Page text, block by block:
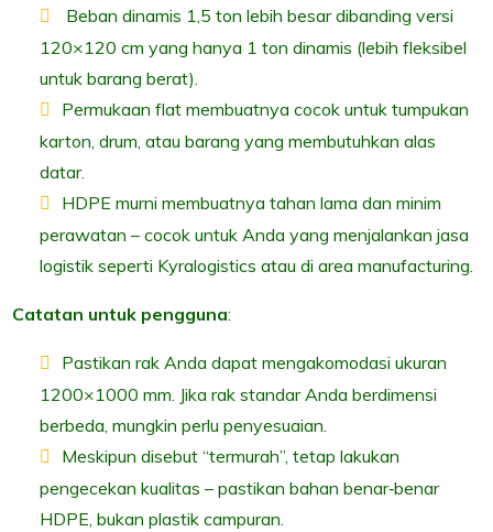
Beban dinamis 1,5 ton lebih besar dibanding versi
120×120 cm yang hanya 1 ton dinamis (lebih fleksibel
untuk barang berat).
Permukaan flat membuatnya cocok untuk tumpukan
karton, drum, atau barang yang membutuhkan alas
datar.
HDPE murni membuatnya tahan lama dan minim
perawatan – cocok untuk Anda yang menjalankan jasa
logistik seperti Kyralogistics atau di area manufacturing.
Catatan untuk pengguna:
Pastikan rak Anda dapat mengakomodasi ukuran
1200×1000 mm. Jika rak standar Anda berdimensi
berbeda, mungkin perlu penyesuaian.
Meskipun disebut “termurah”, tetap lakukan
pengecekan kualitas – pastikan bahan benar‐benar
HDPE, bukan plastik campuran.